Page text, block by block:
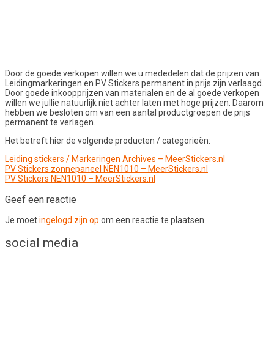
Door de goede verkopen willen we u mededelen dat de prijzen van
Leidingmarkeringen en PV Stickers permanent in prijs zijn verlaagd.
Door goede inkoopprijzen van materialen en de al goede verkopen
willen we jullie natuurlijk niet achter laten met hoge prijzen. Daarom
hebben we besloten om van een aantal productgroepen de prijs
permanent te verlagen.
Het betreft hier de volgende producten / categorieën:
Leiding stickers / Markeringen Archives – MeerStickers.nl
PV Stickers zonnepaneel NEN1010 – MeerStickers.nl
PV Stickers NEN1010 – MeerStickers.nl
Geef een reactie
Je moetingelogd zijn op om een reactie te plaatsen.
social media